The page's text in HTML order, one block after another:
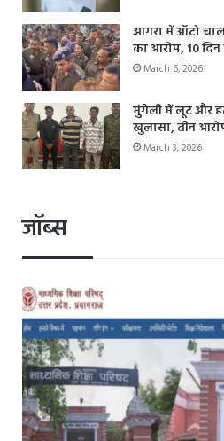
आगरा में ऑटो
का आरोप, 10
March 6, 2026
मुंगेली में लूट और
खुलासा, तीन
March 3, 2026
जॉब्स